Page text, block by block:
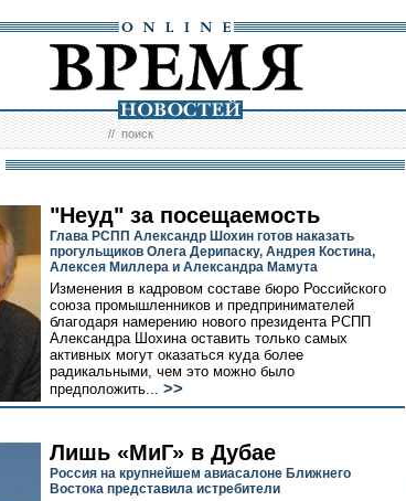
//поиск
"Неуд" за посещаемость
Глава РСПП Александр Шохин готов наказать
прогульщиков Олега Дерипаску, Андрея Костина,
Алексея Миллера и Александра Мамута
Изменения в кадровом составе бюро Российского
союза промышленников и предпринимателей
благодаря намерению нового президента РСПП
Александра Шохина оставить только самых
активных могут оказаться куда более
радикальными, чем это можно было
предположить... >>
Лишь «МиГ» в Дубае
Россия на крупнейшем авиасалоне Ближнего
Востока представила истребители